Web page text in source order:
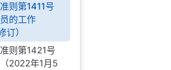
则第1411号
的工作
订）
则第1421号
2022年1月5